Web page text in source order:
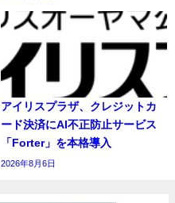
アイリスプラザ、クレジットカ
ード決済にAI不正防止サービス
「Forter」を本格導入
2026年8月6日